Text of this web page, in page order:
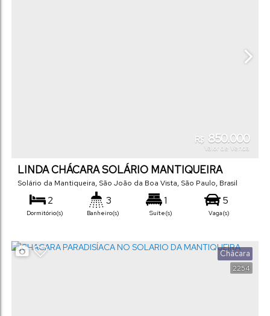
R$ 850.000
Valor de Venda
LINDA CHÁCARA SOLÁRIO MANTIQUEIRA
Solário da Mantiqueira, São João da Boa Vista, São Paulo, Brasil
2
Dormitório(s)
3
Banheiro(s)
1
Suíte(s)
5
Vaga(s)
2254
Chácara